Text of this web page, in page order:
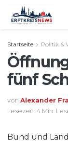
Startseite Politik &
fünf
von Alexander
Lesezeit: 4 Min.
Bund und